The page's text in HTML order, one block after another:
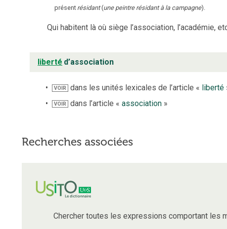
présent résidant(une peintre résidant à la campagne).
Qui habitent là où siège l’association, l’académie,
liberté d’association
VOIR dans les unités lexicales de l’article « liberté
VOIR dans l’article «association »
Recherches associées
Chercher toutes les expressions comportant les